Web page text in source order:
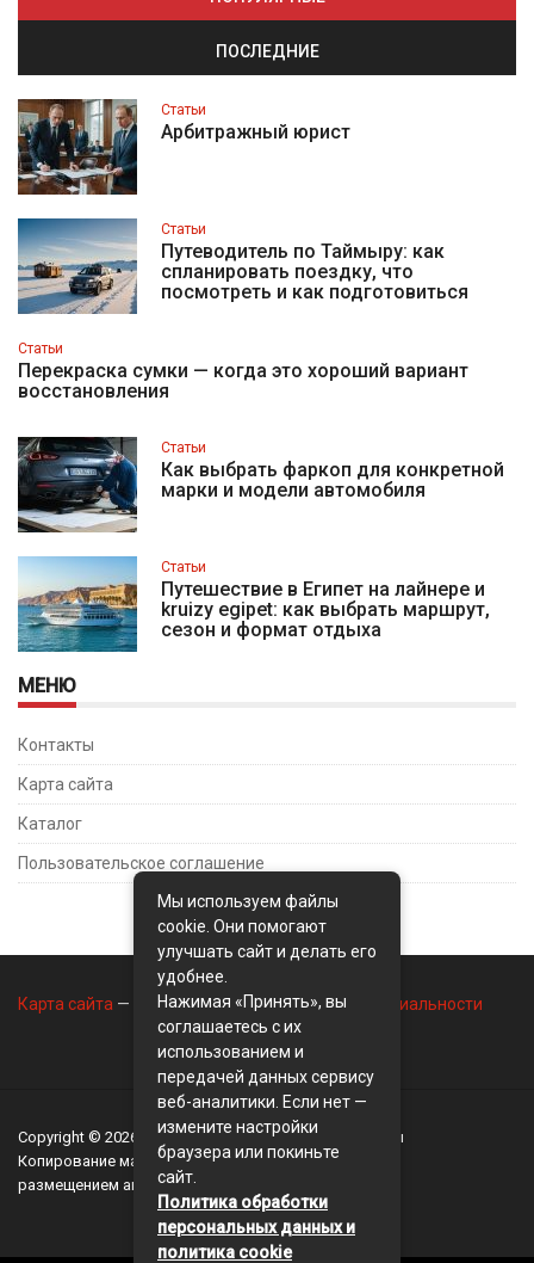
ПОСЛЕДНИЕ
Статьи
Арбитражный юрист
Статьи
Путеводитель по Таймыру: как
спланировать поездку, что
посмотреть и как подготовиться
Статьи
Перекраска сумки — когда это хороший вариант
восстановления
Статьи
Как выбрать фаркоп для конкретной
марки и модели автомобиля
Статьи
Путешествие в Египет на лайнере и
kruizy egipet: как выбрать маршрут,
сезон и формат отдыха
МЕНЮ
Контакты
Карта сайта
Каталог
Пользовательское соглашение
Карта сайта — Контакты— Политика конфиденциальности
Copyright © 2026 BusinessMix- Экономика и финансы
Копирование материалов разрешается, только с
размещением активной ссылки на сайт
Мы используем файлы
cookie. Они помогают
улучшать сайт и делать его
удобнее.
Нажимая «Принять», вы
соглашаетесь с их
использованием и
передачей данных сервису
веб-аналитики. Если нет —
измените настройки
браузера или покиньте
сайт.
Политика обработки
персональных данных и
политика cookie